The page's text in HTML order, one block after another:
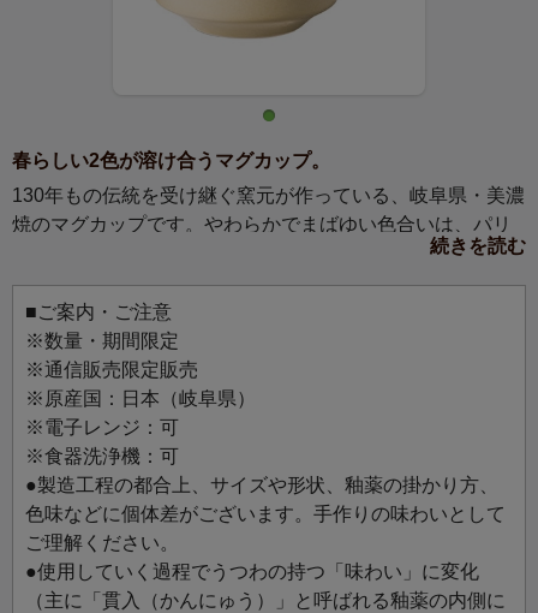
春らしい2色が溶け合うマグカップ。
130年もの伝統を受け継ぐ窯元が作っている、岐阜県・美濃
焼のマグカップです。やわらかでまばゆい色合いは、パリ
のお菓子屋の店先に並ぶ色とりどりのマカロンや、ケーキ
の上できらめくジュレをイメージしています。3種類の釉薬
が溶け合うことで、それぞれがニュアンス豊かな表情を見
せる「窯変（ようへん）」を生み出す、職人技の賜物で
す。
容量たっぷりでお気に入りのお茶をたっぷりと楽しみたい
ときにおすすめです。また、スタックできる形状ですの
で、ご家族などで使われる際にも場所を取ることなく収納
していただけます。ぜひお気に入りのお茶でお楽しみくだ
さい。大切な方への贈りものにもおすすめです。
※窯変とは、陶磁器を焼く際に炎の性質や釉（うわぐす
り）の含有物質などにより、予期しない釉色の変化が現れ
続きを読む
■ご案内・ご注意
※数量・期間限定
※通信販売限定販売
※原産国：日本（岐阜県）
※電子レンジ：可
※食器洗浄機：可
●製造工程の都合上、サイズや形状、釉薬の掛かり方、
色味などに個体差がございます。手作りの味わいとして
ご理解ください。
●使用していく過程でうつわの持つ「味わい」に変化
（主に「貫入（かんにゅう）」と呼ばれる釉薬の内側に